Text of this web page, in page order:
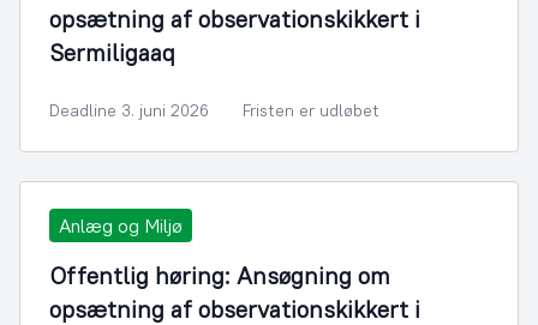
opsætning af observationskikkert i
Sermiligaaq
Deadline 3. juni 2026 Fristen er udløbet
Anlæg og Miljø
Offentlig høring: Ansøgning om
opsætning af observationskikkert i